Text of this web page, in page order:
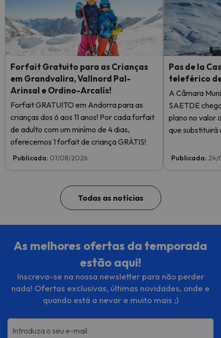
Forfait Gratuito para as Crianças
em Grandvalira, Vallnord Pal-
Arinsal e Ordino-Arcalís!
Forfait GRATUITO em Andorra para as
crianças dos 6 aos 11 anos! Por cada forfait
de adulto com um minímo de 4 dias,
oferecemos 1 forfait de criança GRÁTIS!
Publicada: 01/08/2026
Pas de la
teleférico
A Câmara
SAETDE
plano no valor
que
de oito
Publicada: 24/
Todas as notícias
As melhores ofertas da temporada
estão aqui!
Inscreva-se na nossa newsletter para não perder
nada! Ofertas exclusivas, últimas novidades, onde e
quando está a nevar e muito mais ;)
Introduza o seu e-mail